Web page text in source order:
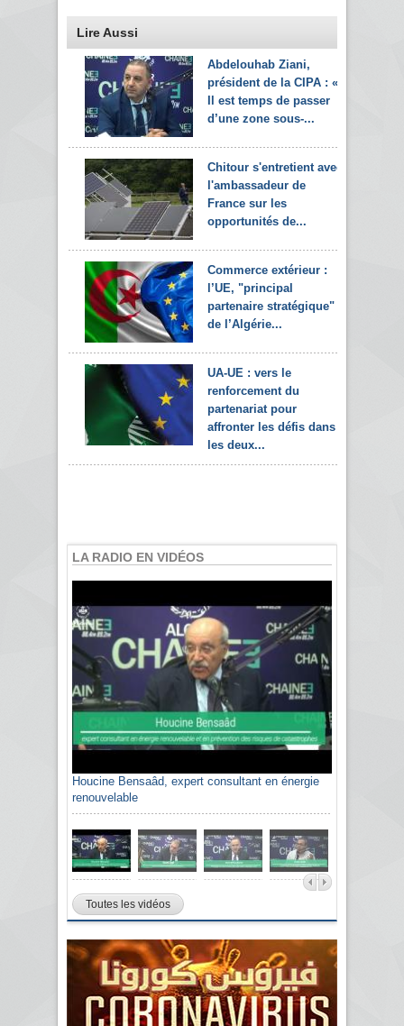
Lire Aussi
Abdelouhab Ziani,
président de la CIPA : «
Il est temps de passer
d’une zone sous-...
Chitour s'entretient avec
l'ambassadeur de
France sur les
opportunités de...
Commerce extérieur :
l’UE, "principal
partenaire stratégique"
de l’Algérie...
UA-UE : vers le
renforcement du
partenariat pour
affronter les défis dans
les deux...
LA RADIO EN VIDÉOS
Houcine Bensaâd, expert consultant en énergie
renouvelable
Sami Agli, président de la Confédération
algérienne du patronat citoyen CAPC
Toutes les vidéos